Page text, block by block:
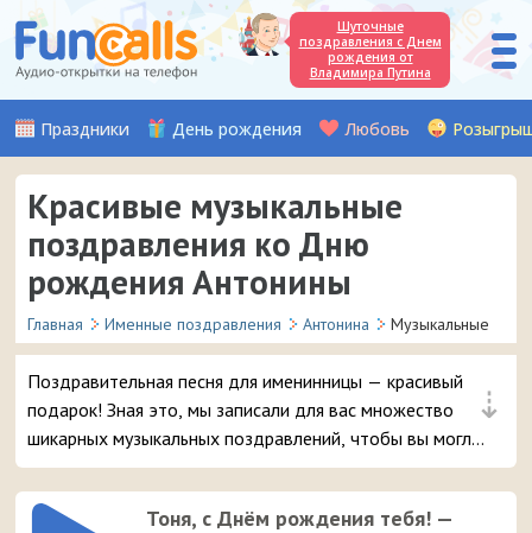
Шуточные
поздравления с Днем
рождения от
Владимира Путина
Праздники День рождения Любовь
Красивые музыкальные
поздравления ко Дню
рождения Антонины
Главная Именные поздравления Антонина Музыкальные
⇣
Поздравительная песня для именинницы — красивый
подарок! Зная это, мы записали для вас множество
шикарных музыкальных поздравлений, чтобы вы могли
удивить и порадовать вашу подругу или знакомую с
именем Антонина в день её рождения.
Тоня, с Днём рождения тебя! —